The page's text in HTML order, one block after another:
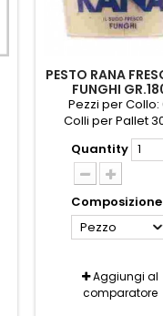
PESTO RANA
FUNGHI
Pezzi per Collo:
Colli per Pallet
Quantity
Composizione
Pezzo
Aggiungi al
comparatore